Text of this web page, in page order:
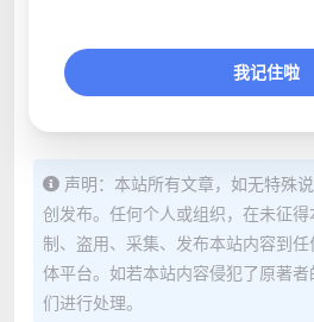
声明：本站所有文章，如无特殊
创发布。任何个人或组织，在未征
制、盗用、采集、发布本站内容到
体平台。如若本站内容侵犯了原著
们进行处理。
我记住啦